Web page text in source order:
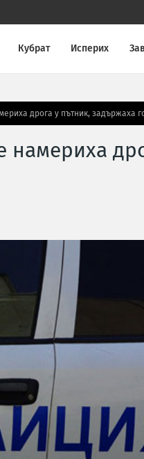
Кубрат Исперих
дрога у пътник, задържаха
намериха